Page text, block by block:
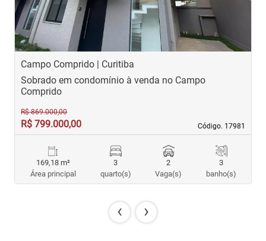
Campo Comprido | Curitiba
Código. 17981
Código. 17981
Sobrado em condomínio à venda no Campo
Comprido
R$ 869.000,00
R$ 799.000,00
169,18 m²
Área principal
3
quarto(s)
2
Vaga(s)
3
banho(s)
‹ ›